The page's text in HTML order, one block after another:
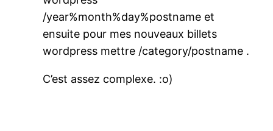
/year%month%day%postname et
ensuite pour mes nouveaux billets
wordpress mettre /category/postname .
C’est assez complexe. :o)